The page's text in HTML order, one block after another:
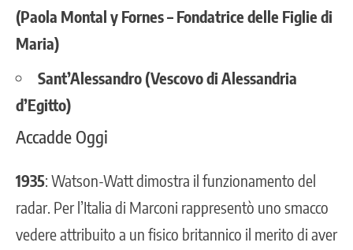
(Paola Montal y Fornes – Fondatrice delle Figlie di
Maria)
Sant’Alessandro (Vescovo di Alessandria
d’Egitto)
Accadde Oggi
1935: Watson-Watt dimostra il funzionamento del
radar. Per l’Italia di Marconi rappresentò uno smacco
vedere attribuito a un fisico britannico il merito di aver